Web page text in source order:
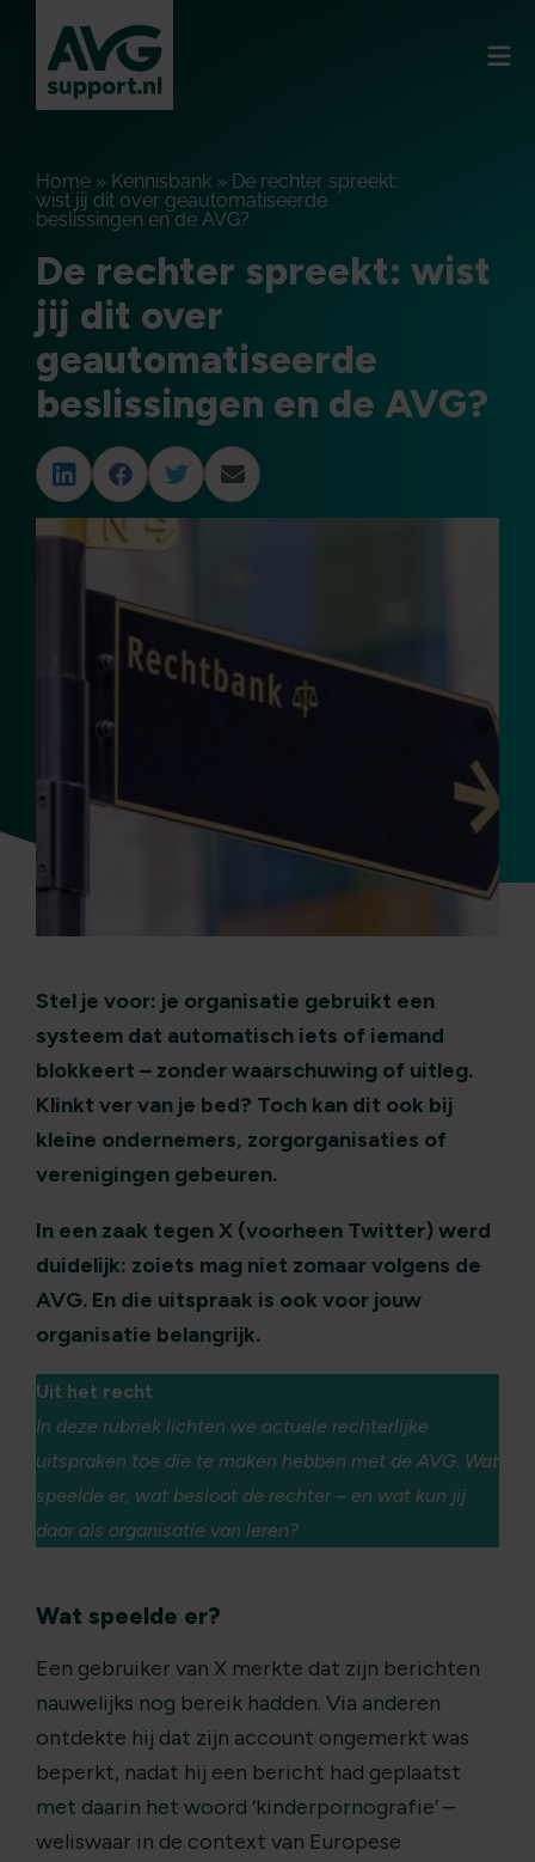
Home » Kennisbank » De rechter spreekt:
wist jij dit over geautomatiseerde
beslissingen en de AVG?
De rechter spreekt: wist
jij dit over
geautomatiseerde
beslissingen en de AVG?
Stel je voor: je organisatie gebruikt een
systeem dat automatisch iets of iemand
blokkeert – zonder waarschuwing of uitleg.
Klinkt ver van je bed? Toch kan dit ook bij
kleine ondernemers, zorgorganisaties of
verenigingen gebeuren.
In een zaak tegen X (voorheen Twitter) werd
duidelijk: zoiets mag niet zomaar volgens de
AVG. En die uitspraak is ook voor jouw
organisatie belangrijk.
Uit het recht
In deze rubriek lichten we actuele rechterlijke
uitspraken toe die te maken hebben met de AVG. Wat
speelde er, wat besloot de rechter – en wat kun jij
daar als organisatie van leren?
Wat speelde er?
Een gebruiker van X merkte dat zijn berichten
nauwelijks nog bereik hadden. Via anderen
ontdekte hij dat zijn account ongemerkt was
beperkt, nadat hij een bericht had geplaatst
met daarin het woord ‘kinderpornografie’ –
weliswaar in de context van Europese